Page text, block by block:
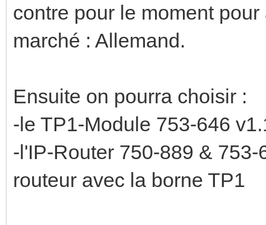
contre pour le moment
marché : Allemand.
Ensuite on pourra choisir :
-le TP1-Module 753-646
-l'IP-Router 750-889 &
routeur avec la borne TP1